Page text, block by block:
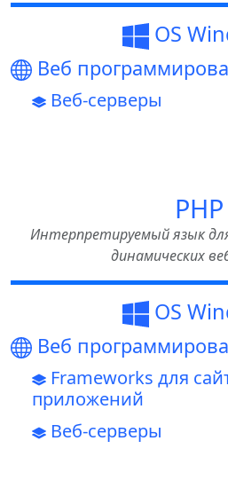
OS
Веб
Веб-серверы
PHP
Интерпретируемый язык
динамических
OS
Веб
Frameworks для
приложений
Веб-серверы